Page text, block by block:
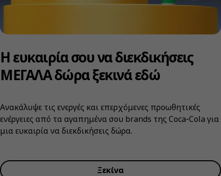
Η ευκαιρία σου να διεκδικήσεις
ΜΕΓΑΛΑ δώρα ξεκινά εδώ
Ανακάλυψε τις ενεργές και επερχόμενες προωθητικές
ενέργειες από τα αγαπημένα σου brands της Coca‑Cola για
μια ευκαιρία να διεκδικήσεις δώρα.
Ξεκίνα